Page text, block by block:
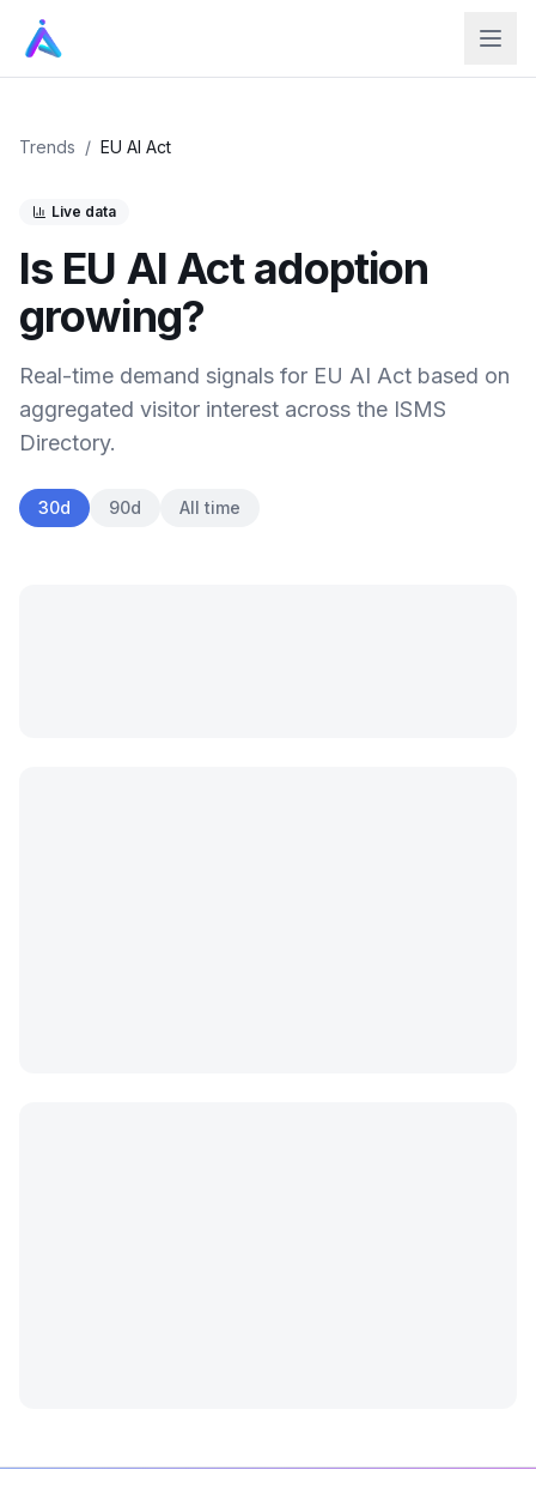
Trends / EU AI Act
Live data
Is EU AI Actadoption
growing?
Real-time demand signals for EU AI Act based on
aggregated visitor interest across the ISMS
Directory.
30d 90d All time